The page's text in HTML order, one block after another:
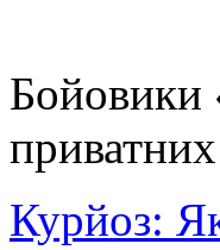
Бойовики
Курйоз: